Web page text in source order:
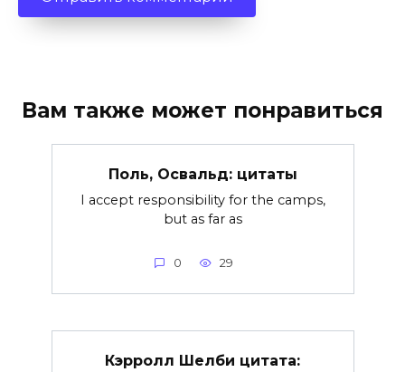
Вам также может понравиться
Поль, Освальд: цитаты
I accept responsibility for the camps,
but as far as
0 29
Кэрролл Шелби цитата: